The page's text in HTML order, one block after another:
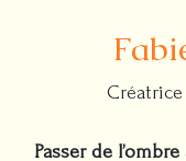
Passer de